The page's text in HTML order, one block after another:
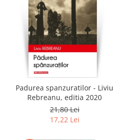
Padurea spanzuratilor - Liviu
Rebreanu, editia 2020
21,80 Lei
17,22 Lei